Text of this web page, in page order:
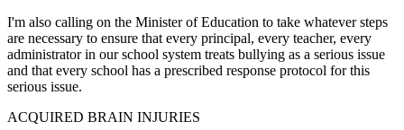
I'm also calling on the Minister of Education to take whatever steps
are necessary to ensure that every principal, every teacher, every
administrator in our school system treats bullying as a serious issue
and that every school has a prescribed response protocol for this
serious issue.
ACQUIRED BRAIN INJURIES